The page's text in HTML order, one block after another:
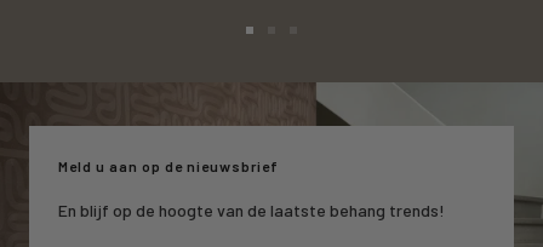
1
2
slide
3
Meld u aan op de nieuwsbrief
En blijf op de hoogte van de laatste behang trends!